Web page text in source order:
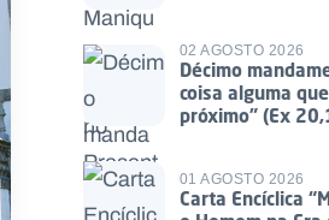
02 AGOSTO 2026
Décimo
coisa alguma
próximo” (Ex
01 AGOSTO 2026
Carta Encíclica